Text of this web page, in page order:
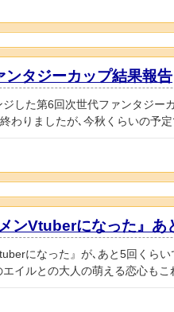
ンタジーカップ結果報告
した第6回次世代ファンタジー
わりましたが､今秋くらいの予定
ンVtuberになった』あ
になった』が､あと5回くら
イルとの大人の萌える恋心もこ